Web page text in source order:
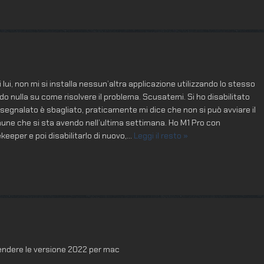
non mi si installa nessun’altra applicazione utilizzando lo stesso
nulla su come risolvere il problema. Scusatemi. Si ho disabilitato
è sbagliato, praticamente mi dice che non si può avviare il
che si sta avendo nell’ultima settimana. Ho M1 Pro con
e poi disabilitarlo di nuovo,… Leggi il resto »
le versione 2022 per mac